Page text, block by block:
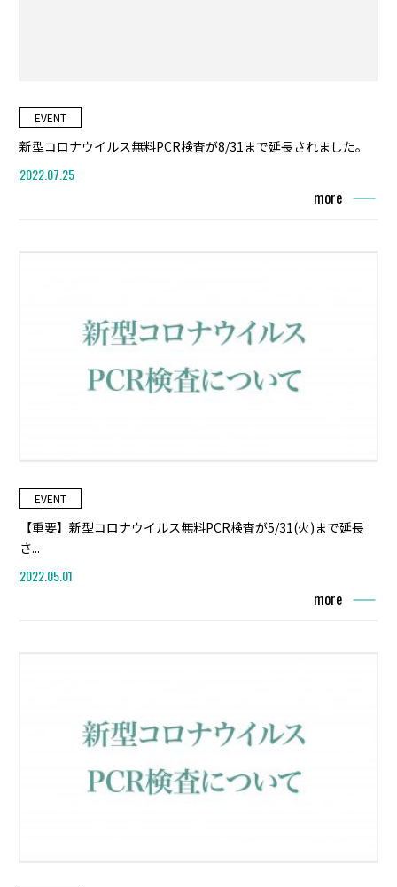
EVENT
新型コロナウイルス無料PCR検査が8/31まで延長されました。
2022.07.25
more
EVENT
【重要】新型コロナウイルス無料PCR検査が5/31(火)まで延長
さ...
2022.05.01
more